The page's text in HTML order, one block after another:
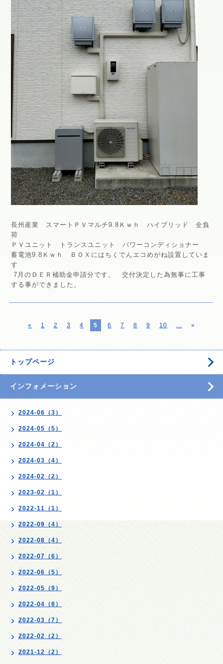
長州産業 スマートＰＶマルチ9.8Ｋｗｈ ハイブリッド 全負
荷
ＰＶユニット トランスユニット パワーコンディショナー
蓄電池9.8Ｋｗｈ ＢＯＸにはちくでんエコめがね設置していま
す
7月のＤＥＲ補助金申請分です。 交付決定した為無事に工事
する事ができました。
« 1 2 3 4 5 6 7 8 9 10 ... »
トップページ
インフォメーション
2024-06（3）
2024-05（5）
2024-04（2）
2024-03（4）
2024-02（2）
2023-02（1）
2022-11（1）
2022-09（4）
2022-08（4）
2022-07（6）
2022-06（5）
2022-05（9）
2022-04（8）
2022-03（7）
2022-02（2）
2021-12（2）